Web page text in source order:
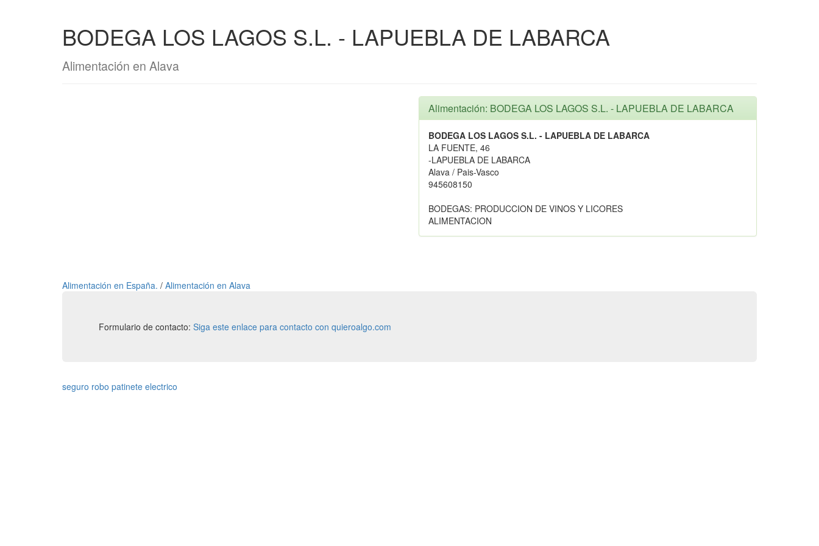
BODEGA LOS LAGOS S.L. - LAPUEBLA DE LABARCA
Alimentación en Alava
Alimentación: BODEGA LOS LAGOS S.L. - LAPUEBLA DE LABARCA
BODEGA LOS LAGOS S.L. - LAPUEBLA DE LABARCA
LA FUENTE, 46
-LAPUEBLA DE LABARCA
Alava / Pais-Vasco
945608150
BODEGAS: PRODUCCION DE VINOS Y LICORES
ALIMENTACION
Alimentación en España. / Alimentación en Alava
Formulario de contacto: Siga este enlace para contacto con quieroalgo.com
seguro robo patinete electrico